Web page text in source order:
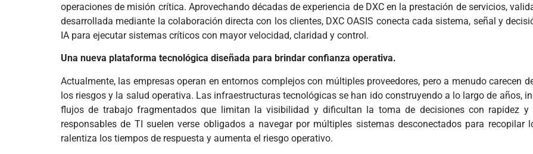
operaciones de misión crítica. Aprovechando décadas de experiencia de DXC en la prestación de servicios,
desarrollada mediante la colaboración directa con los clientes, DXC OASIS conecta cada sistema, señal y
IA para ejecutar sistemas críticos con mayor velocidad, claridad y control.
Una nueva plataforma tecnológica diseñada para brindar confianza operativa.
Actualmente, las empresas operan en entornos complejos con múltiples proveedores, pero a menudo carecen
los riesgos y la salud operativa. Las infraestructuras tecnológicas se han ido construyendo a lo largo de años,
flujos de trabajo fragmentados que limitan la visibilidad y dificultan la toma de decisiones con rapidez
responsables de TI suelen verse obligados a navegar por múltiples sistemas desconectados para
ralentiza los tiempos de respuesta y aumenta el riesgo operativo.